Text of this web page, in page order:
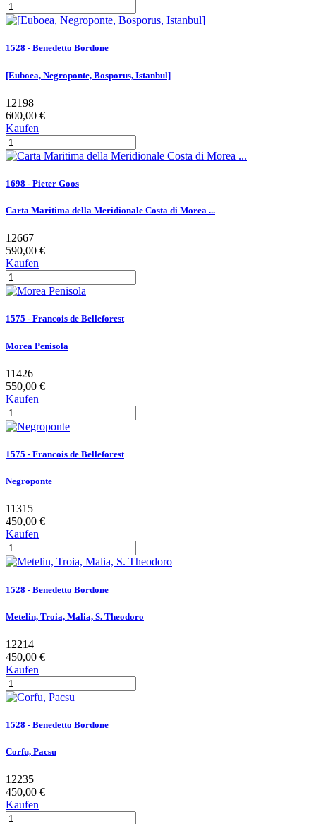
1528 - Benedetto Bordone
[Euboea, Negroponte, Bosporus, Istanbul]
12198
600,00 €
Kaufen
1698 - Pieter Goos
Carta Maritima della Meridionale Costa di Morea ...
12667
590,00 €
Kaufen
1575 - Francois de Belleforest
Morea Penisola
11426
550,00 €
Kaufen
1575 - Francois de Belleforest
Negroponte
11315
450,00 €
Kaufen
1528 - Benedetto Bordone
Metelin, Troia, Malia, S. Theodoro
12214
450,00 €
Kaufen
1528 - Benedetto Bordone
Corfu, Pacsu
12235
450,00 €
Kaufen